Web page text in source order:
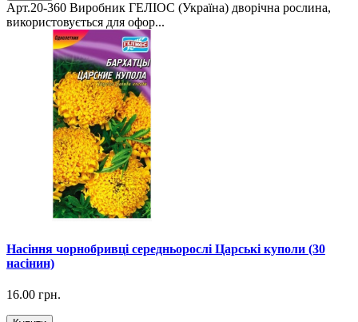
Арт.20-360 Виробник ГЕЛІОС (Україна) дворічна рослина,
використовується для офор...
Насіння чорнобривці середньорослі Царські куполи (30
насінин)
16.00 грн.